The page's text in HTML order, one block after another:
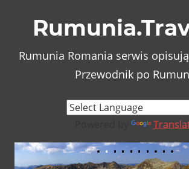
Rumunia Romania serwis
Przewodnik po